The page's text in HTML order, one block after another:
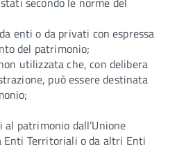
enti o da privati con espressa
del patrimonio;
utilizzata che, con delibera
può essere destinata
patrimonio dall’Unione
Enti Territoriali o da altri Enti